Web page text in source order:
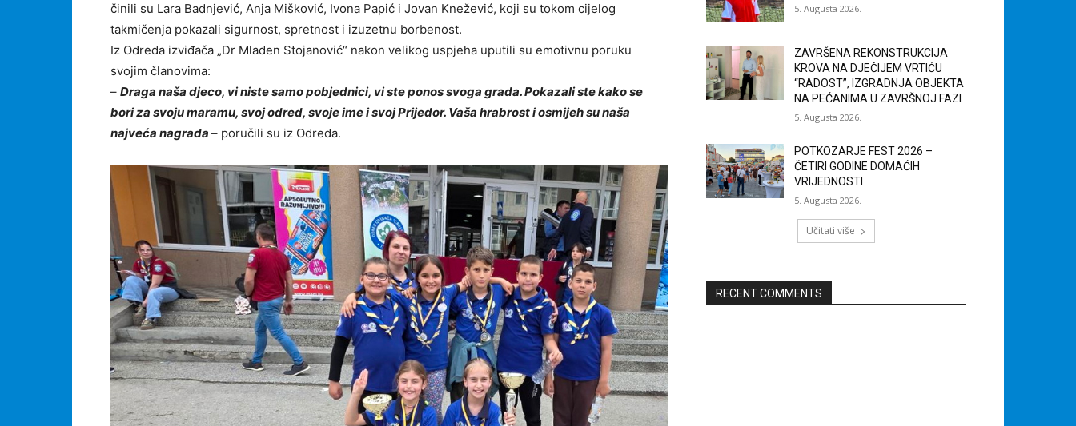
činili su Lara Badnjević, Anja Mišković, Ivona Papić i Jovan Knežević, koji su tokom cijelog
takmičenja pokazali sigurnost, spretnost i izuzetnu borbenost.
Iz Odreda izviđača „Dr Mladen Stojanović“ nakon velikog uspjeha uputili su emotivnu poruku
svojim članovima:
– Draga naša djeco, vi niste samo pobjednici, vi ste ponos svoga grada. Pokazali ste kako se
bori za svoju maramu, svoj odred, svoje ime i svoj Prijedor. Vaša hrabrost i osmijeh su naša
najveća nagrada – poručili su iz Odreda.
5. Augusta 2026.
ZAVRŠENA REKONSTRUKCIJA
KROVA NA DJEČIJEM VRTIĆU
“RADOST”, IZGRADNJA OBJEKTA
NA PEĆANIMA U ZAVRŠNOJ FAZI
5. Augusta 2026.
POTKOZARJE FEST 2026 –
ČETIRI GODINE DOMAĆIH
VRIJEDNOSTI
5. Augusta 2026.
Učitati više
RECENT COMMENTS